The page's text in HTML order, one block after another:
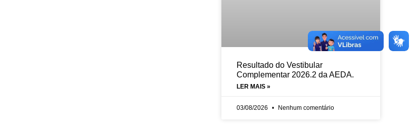
Resultado do Vestibular
Complementar 2026.2 da AEDA.
LER MAIS »
03/08/2026 Nenhum comentário